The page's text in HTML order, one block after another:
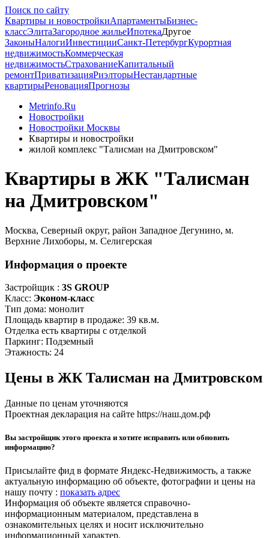
Поиск по сайту
Квартиры и новостройкиАпартаментыБизнес-
классЭлитаЗагородное жильеИпотекаДругое
ЗаконыНалогиИнвестицииСанкт-ПетербургКурортная
недвижимостьКоммерческая
недвижимостьСтрахованиеКапитальный
ремонтПриватизацияРиэлторыНестандартные
квартирыРеновацияПрогнозы
Metrinfo.Ru
Новостройки
Новостройки Москвы
Квартиры и новостройки
жилой комплекс "Талисман на Дмитровском"
Квартиры в ЖК "Талисман
на Дмитровском"
Москва, Северный округ, район Западное Дегунино, м.
Верхние Лихоборы, м. Селигерская
Информация о проекте
Застройщик : 3S GROUP
Класс: Эконом-класс
Тип дома: монолит
Площадь квартир в продаже: 39 кв.м.
Отделка есть квартиры с отделкой
Паркинг: Подземный
Этажность: 24
Цены в ЖК Талисман на Дмитровском
Данные по ценам уточняются
Проектная декларация на сайте https://наш.дом.рф
Вы застройщик этого проекта и хотите исправить или обновить
информацию?
Присылайте фид в формате Яндекс-Недвижимость, а также
актуальную информацию об объекте, фотографии и цены на
нашу почту : показать адрес
Информация об объекте является справочно-
информационным материалом, представлена в
ознакомительных целях и носит исключительно
информационный характер.